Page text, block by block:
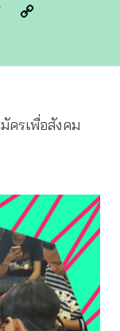
Twitter
ครเพื่อสังคม